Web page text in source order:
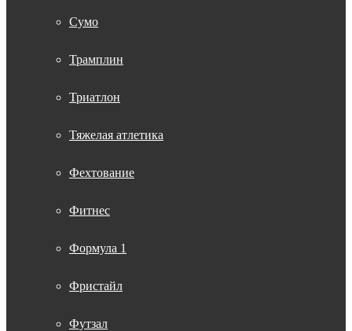
Сумо
Трамплин
Триатлон
Тяжелая атлетика
Фехтование
Фитнес
Формула 1
Фристайл
Футзал